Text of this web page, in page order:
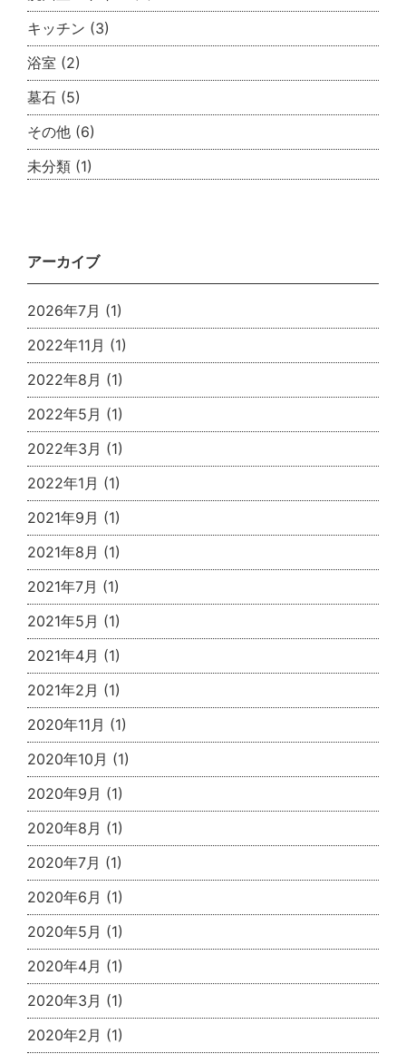
キッチン (3)
浴室 (2)
墓石 (5)
その他 (6)
未分類 (1)
アーカイブ
2026年7月 (1)
2022年11月 (1)
2022年8月 (1)
2022年5月 (1)
2022年3月 (1)
2022年1月 (1)
2021年9月 (1)
2021年8月 (1)
2021年7月 (1)
2021年5月 (1)
2021年4月 (1)
2021年2月 (1)
2020年11月 (1)
2020年10月 (1)
2020年9月 (1)
2020年8月 (1)
2020年7月 (1)
2020年6月 (1)
2020年5月 (1)
2020年4月 (1)
2020年3月 (1)
2020年2月 (1)